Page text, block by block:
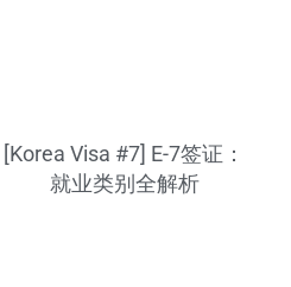
[Korea Visa #7] E-7签证：
就业类别全解析